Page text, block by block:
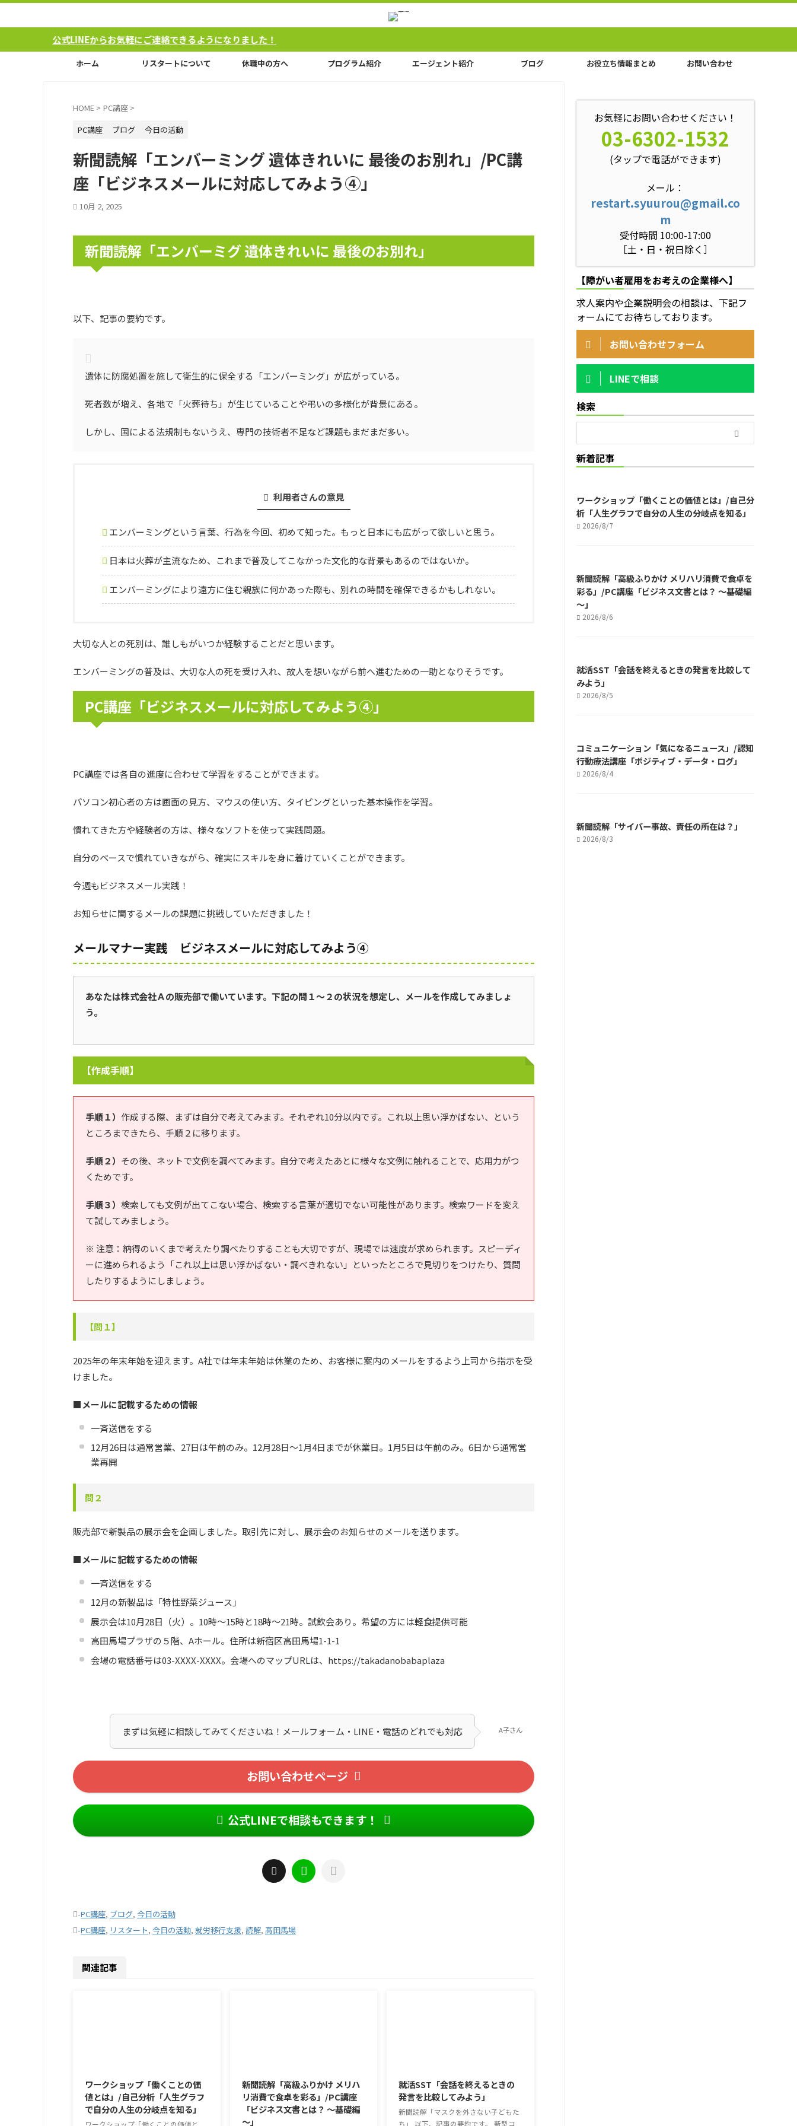
からお気軽にご連絡できるようになりました！
ホーム リスタートについて 休職中の方へ プログラム紹介 エージェント紹介 ブログ お役立ち情報まとめ お問い合わせ
HOME > PC講座 >
PC講座
ブログ 今日の活動
新聞読解「エンバーミング 遺体きれいに 最後のお別れ」/PC講
座「ビジネスメールに対応してみよう④」
10月 2, 2025
新聞読解「エンバーミグ 遺体きれいに 最後のお別れ」
以下、記事の要約です。
遺体に防腐処置を施して衛生的に保全する「エンバーミング」が広がっている。
死者数が増え、各地で「火葬待ち」が生じていることや弔いの多様化が背景にある。
しかし、国による法規制もないうえ、専門の技術者不足など課題もまだまだ多い。
利用者さんの意見
エンバーミングという言葉、行為を今回、初めて知った。もっと日本にも広がって欲しいと思う。
日本は火葬が主流なため、これまで普及してこなかった文化的な背景もあるのではないか。
エンバーミングにより遠方に住む親族に何かあった際も、別れの時間を確保できるかもしれない。
大切な人との死別は、誰しもがいつか経験することだと思います。
エンバーミングの普及は、大切な人の死を受け入れ、故人を想いながら前へ進むための一助となりそうです。
PC講座「ビジネスメールに対応してみよう④」
PC講座では各自の進度に合わせて学習をすることができます。
パソコン初心者の方は画面の見方、マウスの使い方、タイピングといった基本操作を学習。
慣れてきた方や経験者の方は、様々なソフトを使って実践問題。
自分のペースで慣れていきながら、確実にスキルを身に着けていくことができます。
今週もビジネスメール実践！
お知らせに関するメールの課題に挑戦していただきました！
メールマナー実践 ビジネスメールに対応してみよう④
あなたは株式会社Ａの販売部で働いています。下記の問１～２の状況を想定し、メールを作成してみましょ
う。
【作成手順】
手順１） 作成する際、まずは自分で考えてみます。それぞれ10分以内です。これ以上思い浮かばない、という
ところまできたら、手順２に移ります。
手順２） その後、ネットで文例を調べてみます。自分で考えたあとに様々な文例に触れることで、応用力がつ
くためです。
手順３） 検索しても文例が出てこない場合、検索する言葉が適切でない可能性があります。検索ワードを変え
て試してみましょう。
※ 注意：納得のいくまで考えたり調べたりすることも大切ですが、現場では速度が求められます。スピーディ
ーに進められるよう「これ以上は思い浮かばない・調べきれない」といったところで見切りをつけたり、質問
したりするようにしましょう。
【問１】
2025年の年末年始を迎えます。A社では年末年始は休業のため、お客様に案内のメールをするよう上司から指示を受
けました。
■メールに記載するための情報
一斉送信をする
12月26日は通常営業、27日は午前のみ。12月28日～1月4日までが休業日。1月5日は午前のみ。6日から通常営
業再開
問２
販売部で新製品の展示会を企画しました。取引先に対し、展示会のお知らせのメールを送ります。
■メールに記載するための情報
一斉送信をする
12月の新製品は「特性野菜ジュース」
展示会は10月28日（火）。10時～15時と18時～21時。試飲会あり。希望の方には軽食提供可能
高田馬場プラザの５階、Aホール。住所は新宿区高田馬場1-1-1
会場の電話番号は03-XXXX-XXXX。会場へのマップURLは、https://takadanobabaplaza
まずは気軽に相談してみてくださいね！メールフォーム・LINE・電話のどれでも対応してま
A子さん
お問い合わせページ
公式LINEで相談もできます！
-PC講座, ブログ,今日の活動
2026/8/7
ワークショップ「働くことの価
値とは」/自己分析「人生グラフ
2026/8/6
新聞読解「高級ふりかけ メリハ
リ消費で食卓を彩る」/PC講座
2026/8/5
就活SST「会話を終えるときの
発言を比較してみよう」
お気軽にお問い合わせください！
03-6302-1532
(タップで電話ができます)
メール：
restart.syuurou@gmail.co
m
受付時間 10:00-17:00
［土・日・祝日除く］
【障がい者雇用をお考えの企業様へ】
求人案内や企業説明会の相談は、下記フ
ォームにてお待ちしております。
お問い合わせフォーム
LINEで相談
検索
新着記事
ワークショップ「働くことの価値とは」/自己分
析「人生グラフで自分の人生の分岐点を知る」
2026/8/7
新聞読解「高級ふりかけ メリハリ消費で食卓を
彩る」/PC講座「ビジネス文書とは？ ～基礎編
～」
2026/8/6
就活SST「会話を終えるときの発言を比較して
みよう」
2026/8/5
コミュニケーション「気になるニュース」/認知
行動療法講座「ポジティブ・データ・ログ」
2026/8/4
新聞読解「サイバー事故、責任の所在は？」
2026/8/3